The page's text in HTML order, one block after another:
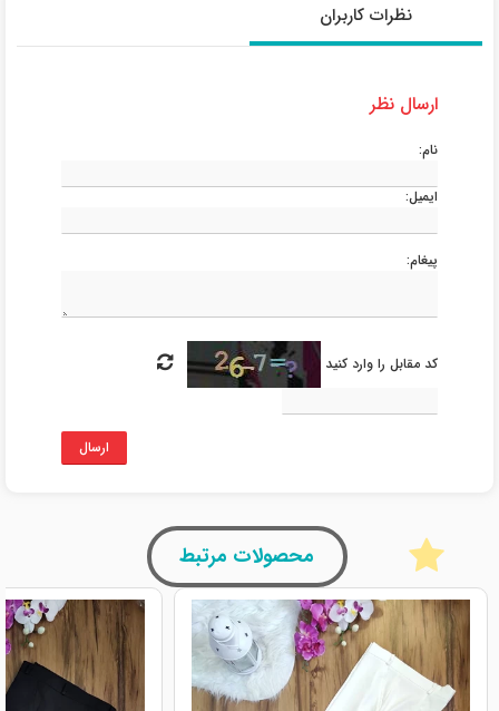
نظرات کاربران
ارسال نظر
نام:
ایمیل:
پیغام:
کد مقابل را وارد کنید
ارسال
محصولات مرتبط